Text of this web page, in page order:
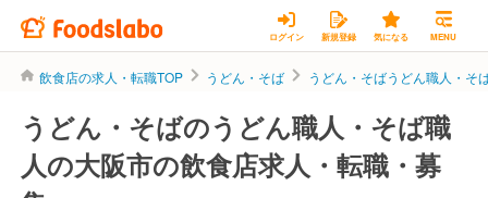
ログイン 新規登録 気になる MENU
飲食店の求人・転職TOP うどん・そば うどん・そばうどん職人・そ
うどん・そばのうどん職人・そば職
人の大阪市の飲食店求人・転職・募